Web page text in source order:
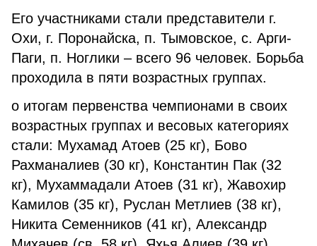
Его участниками стали представители г.
Охи, г. Поронайска, п. Тымовское, с. Арги-
Паги, п. Ноглики – всего 96 человек. Борьба
проходила в пяти возрастных группах.
о итогам первенства чемпионами в своих
возрастных группах и весовых категориях
стали: Мухамад Атоев (25 кг), Бово
Рахманалиев (30 кг), Константин Пак (32
кг), Мухаммадали Атоев (31 кг), Жавохир
Камилов (35 кг), Руслан Метлиев (38 кг),
Никита Семенников (41 кг), Александр